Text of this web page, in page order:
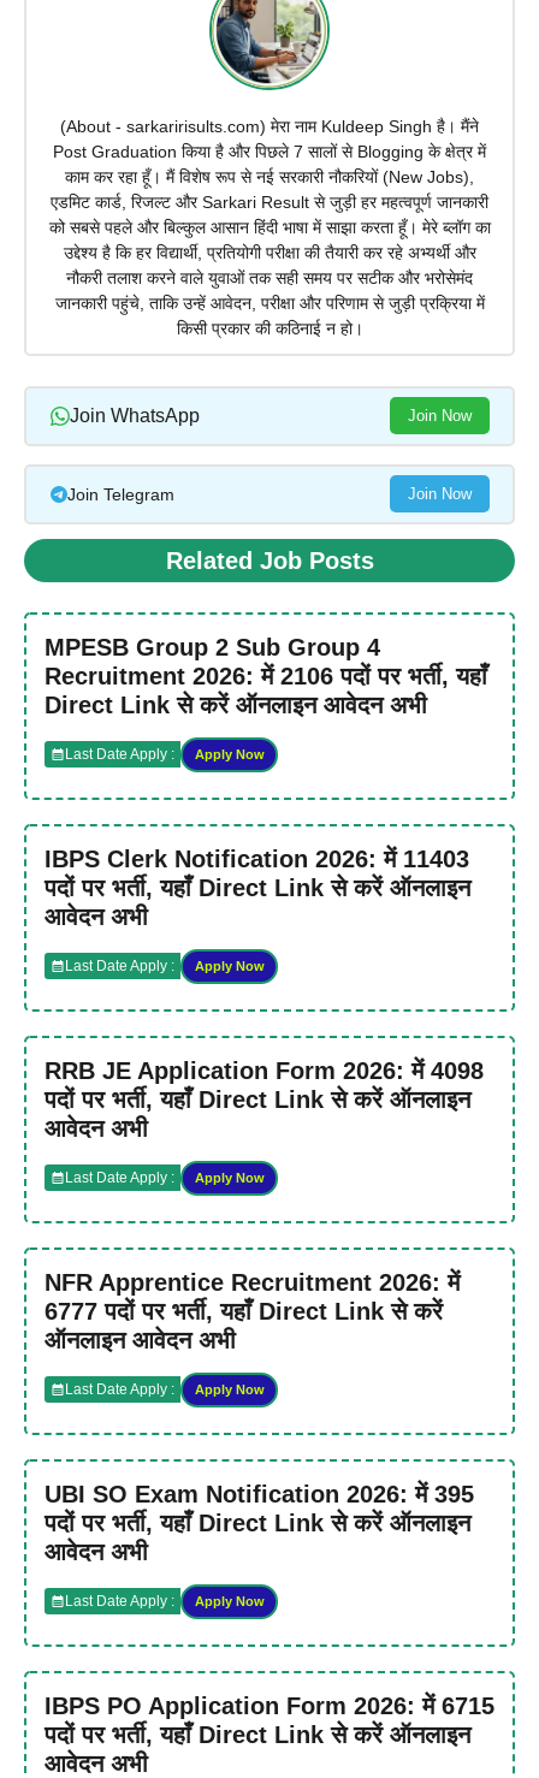
(About - sarkaririsults.com) मेरा नाम Kuldeep Singh है। मैंने
Post Graduation किया है और पिछले 7 सालों से Blogging के क्षेत्र में
काम कर रहा हूँ। मैं विशेष रूप से नई सरकारी नौकरियों (New Jobs),
एडमिट कार्ड, रिजल्ट और Sarkari Result से जुड़ी हर महत्वपूर्ण जानकारी
को सबसे पहले और बिल्कुल आसान हिंदी भाषा में साझा करता हूँ। मेरे ब्लॉग का
उद्देश्य है कि हर विद्यार्थी, प्रतियोगी परीक्षा की तैयारी कर रहे अभ्यर्थी और
नौकरी तलाश करने वाले युवाओं तक सही समय पर सटीक और भरोसेमंद
जानकारी पहुंचे, ताकि उन्हें आवेदन, परीक्षा और परिणाम से जुड़ी प्रक्रिया में
किसी प्रकार की कठिनाई न हो।
Join WhatsApp Join Now
Join Telegram Join Now
Related Job Posts
MPESB Group 2 Sub Group 4
Recruitment 2026: में 2106 पदों पर भर्ती, यहाँ
Direct Link से करें ऑनलाइन आवेदन अभी
Last Date Apply : Apply Now
IBPS Clerk Notification 2026: में 11403
पदों पर भर्ती, यहाँ Direct Link से करें ऑनलाइन
आवेदन अभी
Last Date Apply : Apply Now
RRB JE Application Form 2026: में 4098
पदों पर भर्ती, यहाँ Direct Link से करें ऑनलाइन
आवेदन अभी
Last Date Apply : Apply Now
NFR Apprentice Recruitment 2026: में
6777 पदों पर भर्ती, यहाँ Direct Link से करें
ऑनलाइन आवेदन अभी
Last Date Apply : Apply Now
UBI SO Exam Notification 2026: में 395
पदों पर भर्ती, यहाँ Direct Link से करें ऑनलाइन
आवेदन अभी
Last Date Apply : Apply Now
IBPS PO Application Form 2026: में 6715
पदों पर भर्ती, यहाँ Direct Link से करें ऑनलाइन
आवेदन अभी